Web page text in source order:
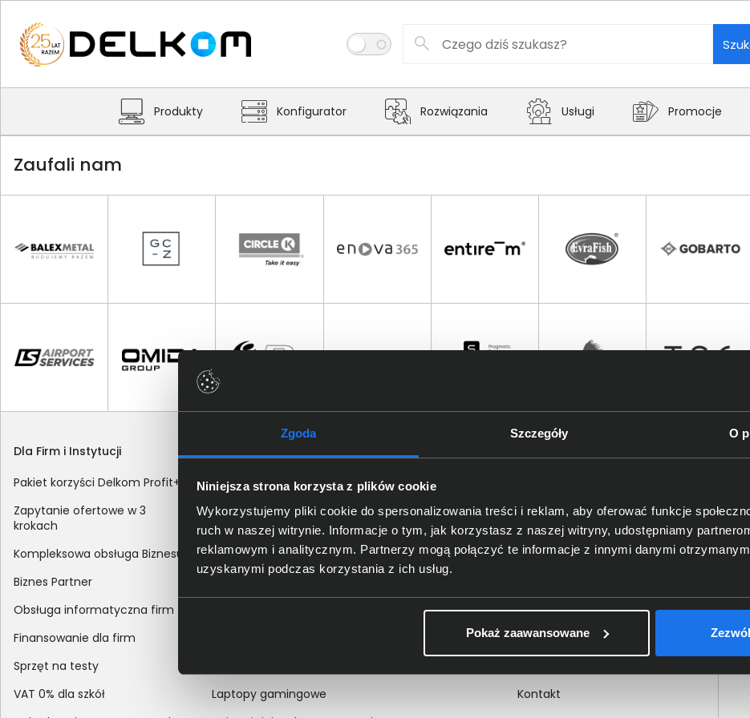
Zgoda Szczegóły O
Niniejsza strona korzysta z plików cookie
Wykorzystujemy pliki cookie do spersonalizowania treści i reklam, aby oferować funkcje
ruch w naszej witrynie. Informacje o tym, jak korzystasz z naszej witryny, udostępniamy
reklamowym i analitycznym. Partnerzy mogą połączyć te informacje z innymi danymi
uzyskanymi podczas korzystania z ich usług.
Pokaż zaawansowane
Produkty Konfigurator Rozwiązania Usługi Promocje
Zaufali nam
Dla Firm i Instytucji
Pakiet korzyści Delkom Profit+
Zapytanie ofertowe w 3
krokach
Kompleksowa obsługa Biznesu
Biznes Partner
Obsługa informatyczna firm
Finansowanie dla firm
Sprzęt na testy
VAT 0% dla szkół
Zakupy
Sposoby dostawy
Metody płatności
Zakup z dofinansowaniem
Odroczony termin płatności
Korekta danych nabywcy na dokumencie
Laptopy gamingowe
Certyfikaty i autoryzacje
Nagrody i wyróżnienia
Polityka prywatności
wewnętrznych
Kontakt